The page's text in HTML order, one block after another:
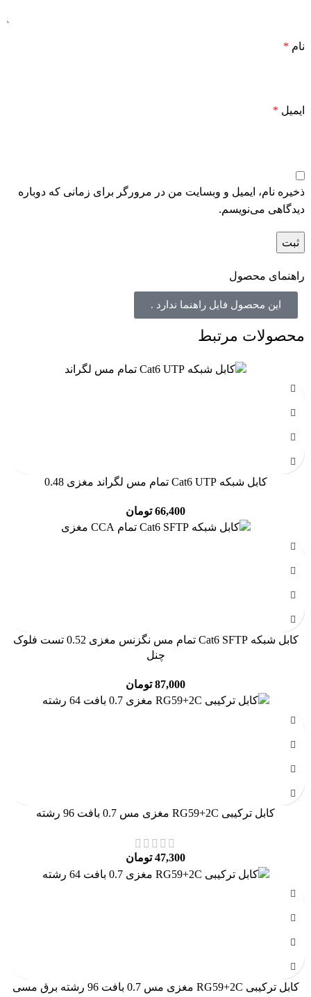
نام *
ایمیل *
ذخیره نام، ایمیل و وبسایت من در مرورگر برای زمانی که دوباره
دیدگاهی می‌نویسم.
راهنمای محصول
این محصول فایل راهنما ندارد .
محصولات مرتبط
کابل شبکه Cat6 UTP تمام مس لگراند مغزی 0.48
66,400 تومان
کابل شبکه Cat6 SFTP تمام مس نگزنس مغزی 0.52 تست فلوک
چنل
87,000 تومان
کابل ترکیبی RG59+2C مغزی مس 0.7 بافت 96 رشته
47,300 تومان
کابل ترکیبی RG59+2C مغزی مس 0.7 بافت 96 رشته برق مسی